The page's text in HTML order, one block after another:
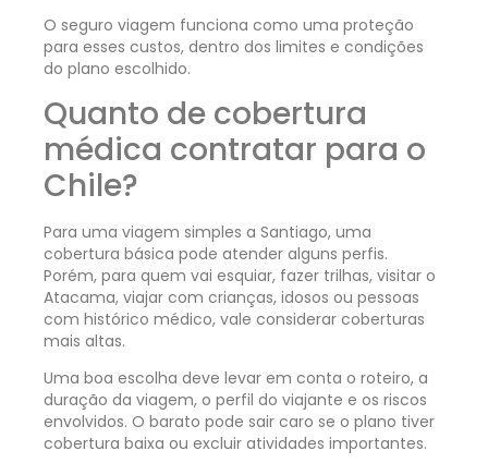
O seguro viagem funciona como uma proteção
para esses custos, dentro dos limites e condições
do plano escolhido.
Quanto de cobertura
médica contratar para o
Chile?
Para uma viagem simples a Santiago, uma
cobertura básica pode atender alguns perfis.
Porém, para quem vai esquiar, fazer trilhas, visitar o
Atacama, viajar com crianças, idosos ou pessoas
com histórico médico, vale considerar coberturas
mais altas.
Uma boa escolha deve levar em conta o roteiro, a
duração da viagem, o perfil do viajante e os riscos
envolvidos. O barato pode sair caro se o plano tiver
cobertura baixa ou excluir atividades importantes.